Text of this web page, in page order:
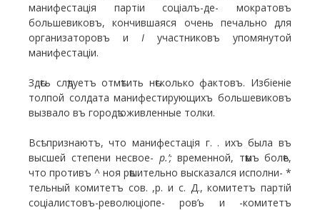
манифестація партіи соціалъ-де- мократовъ
большевиковъ, кончившаяся очень печально для
организаторовъ и I участниковъ упомянутой
манифестаціи.
Здѣсь слѣдуетъ отмѣтить нѣсколько фактовъ. Избіеніе
толпой солдата манифестирующихъ большевиковъ
вызвало въ городѣ оживленные толки.
Всѣ признаютъ, что манифестація г. . ихъ была въ
высшей степени несвое- р.’; временной, тѣмъ болѣе,
что противъ ^ ноя рѣшительно высказался исполни- *
тельный комитетъ сов. ,р. и с. Д., комитетъ партій
соціалистовъ-революціопе- ров’ь и -комитетъ